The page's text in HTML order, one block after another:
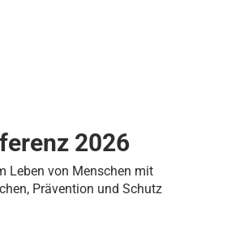
2026
Leben von Menschen mit
Prävention und Schutz